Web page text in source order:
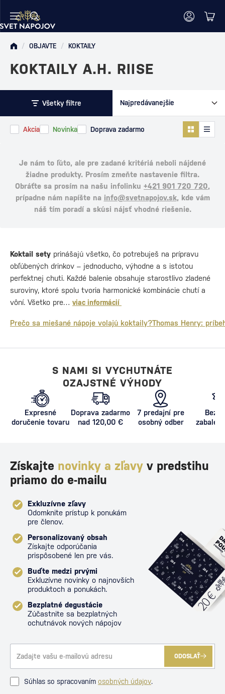
/ OBJAVTE / KOKTAILY
KOKTAILY A.H. RIISE
Všetky filtre
Akcia Novinka Doprava zadarmo
Je nám to ľúto, ale pre zadané kritériá neboli nájdené
žiadne produkty. Prosím zmeňte nastavenie filtra.
Obráťte sa prosím na našu infolinku +421 901 720 720,
prípadne nám napíšte na info@svetnapojov.sk, kde vám
náš tím poradí a skúsi nájsť vhodné riešenie.
Koktail sety prinášajú všetko, čo potrebuješ na prípravu
obľúbených drinkov – jednoducho, výhodne a s istotou
perfektnej chuti. Každé balenie obsahuje starostlivo zladené
suroviny, ktoré spolu tvoria harmonické kombinácie chutí a
vôní. Všetko pre… viac informácií
Prečo sa miešané nápoje volajú koktaily?Thomas Henry:
S NAMI SI VYCHUTNÁTE
OZAJSTNÉ VÝHODY
Expresné
doručenie tovaru
Doprava zadarmo
nad 120,00 €
7 predajní pre
osobný odber
Získajte novinky a zľavy v predstihu
priamo do e-mailu
Exkluzívne zľavy
Odomknite prístup k ponukám
pre členov.
Personalizovaný obsah
Získajte odporúčania
prispôsobené len pre vás.
Buďte medzi prvými
Exkluzívne novinky o najnovších
produktoch a ponukách.
Bezplatné degustácie
Zúčastnite sa bezplatných
ochutnávok nových nápojov
ODOSLAŤ
Súhlas so spracovaním osobných údajov.